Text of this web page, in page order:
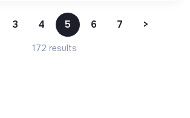
3 4 5 6 7 >
172 results